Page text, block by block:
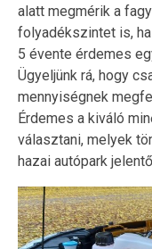
alatt megmérik a
folyadékszintet is,
5 évente érdemes
Ügyeljünk rá, hogy
mennyiségnek
Érdemes a kiváló
választani, melyek
hazai autópark